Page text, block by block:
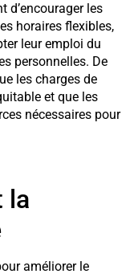
d’encourager les
horaires flexibles,
leur emploi du
personnelles. De
les charges de
et que les
nécessaires pour
la
améliorer le